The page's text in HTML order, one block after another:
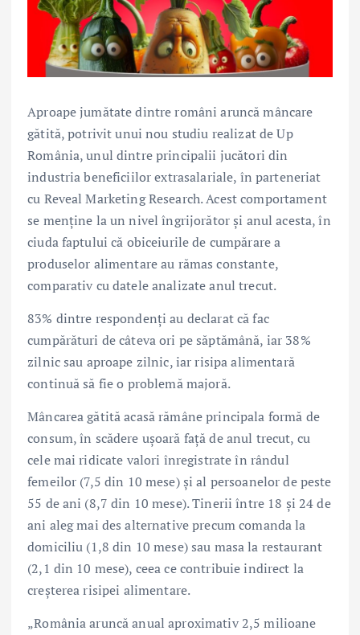
Aproape jumătate dintre români aruncă mâncare
gătită, potrivit unui nou studiu realizat de Up
România, unul dintre principalii jucători din
industria beneficiilor extrasalariale, în parteneriat
cu Reveal Marketing Research. Acest comportament
se menține la un nivel îngrijorător și anul acesta, în
ciuda faptului că obiceiurile de cumpărare a
produselor alimentare au rămas constante,
comparativ cu datele analizate anul trecut.
83% dintre respondenți au declarat că fac
cumpărături de câteva ori pe săptămână, iar 38%
zilnic sau aproape zilnic, iar risipa alimentară
continuă să fie o problemă majoră.
Mâncarea gătită acasă rămâne principala formă de
consum, în scădere ușoară față de anul trecut, cu
cele mai ridicate valori înregistrate în rândul
femeilor (7,5 din 10 mese) și al persoanelor de peste
55 de ani (8,7 din 10 mese). Tinerii între 18 și 24 de
ani aleg mai des alternative precum comanda la
domiciliu (1,8 din 10 mese) sau masa la restaurant
(2,1 din 10 mese), ceea ce contribuie indirect la
creșterea risipei alimentare.
„România aruncă anual aproximativ 2,5 milioane